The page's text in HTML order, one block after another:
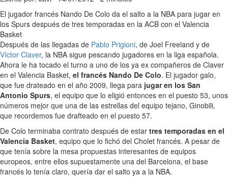
El jugador francés Nando De Colo da el salto a la NBA para jugar en
los Spurs después de tres temporadas en la ACB con el Valencia
Basket
Después de las llegadas de Pablo Prigioni, de Joel Freeland y de
Víctor Claver, la NBA sigue pescando jugadores en la liga española.
Ahora le ha tocado el turno a uno de los ya ex compañeros de Claver
en el Valencia Basket, el francés Nando De Colo. El jugador galo,
que fue drateado en el año 2009, llega para jugar en los San
Antonio Spurs, el equipo que lo eligió entonces en el puesto 53, unos
números mejor que una de las estrellas del equipo tejano, Ginobili,
que recordemos fue drafteado en el puesto 57.
De Colo terminaba contrato después de estar tres temporadas en el
Valencia Basket, equipo que lo fichó del Cholet francés. A pesar de
que tenía sobre la mesa propuestas interesantes de equipos
europeos, entre ellos supuestamente una del Barcelona, el base
francés lo tenía claro, quería dar el salto ya a la NBA.